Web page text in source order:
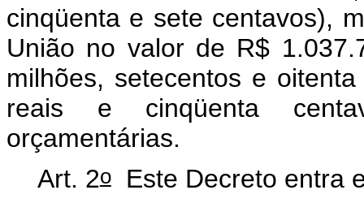
cinqüenta e sete centavos),
União no valor de R$
milhões, setecentos e
reais e cinqüenta
orçamentárias.
Art. 2oEste Decreto entra